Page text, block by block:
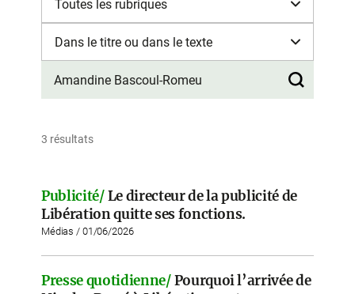
3 résultats
Publicité/Le directeur de la publicité de
Libération quitte ses fonctions.
Médias / 01/06/2026
Presse quotidienne/ Pourquoi l’arrivée de